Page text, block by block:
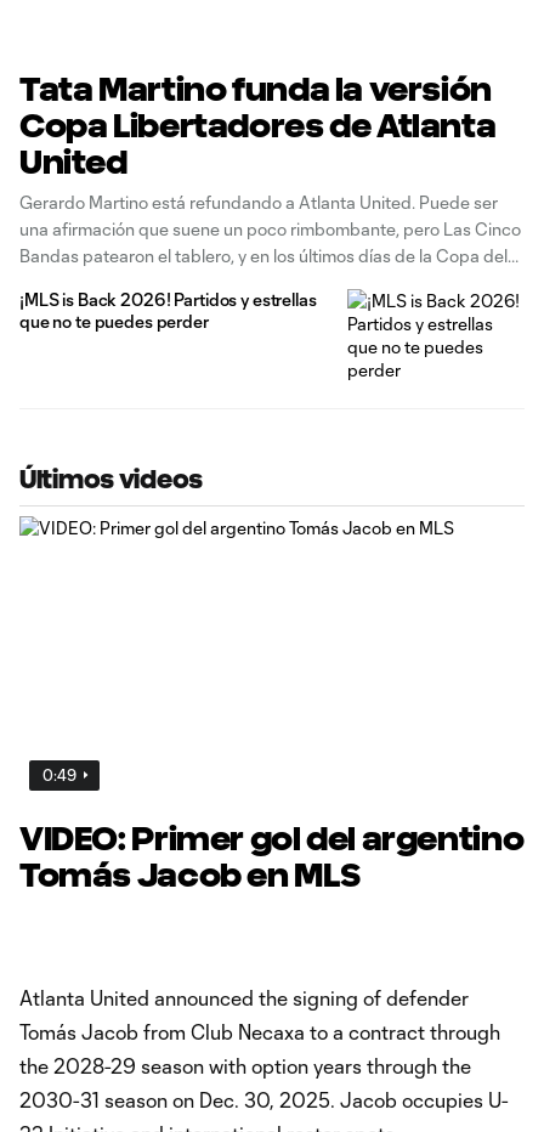
Tata Martino funda la versión
Copa Libertadores de Atlanta
United
Gerardo Martino está refundando a Atlanta United. Puede ser
una afirmación que suene un poco rimbombante, pero Las Cinco
Bandas patearon el tablero, y en los últimos días de la Copa del
la Conferencia Este. Lo que asomó a
¡MLS is Back 2026! Partidos y estrellas
que no te puedes perder
Últimos videos
0:49
VIDEO: Primer gol del argentino
Tomás Jacob en MLS
Atlanta United announced the signing of defender
Tomás Jacob from Club Necaxa to a contract through
the 2028-29 season with option years through the
2030-31 season on Dec. 30, 2025. Jacob occupies U-